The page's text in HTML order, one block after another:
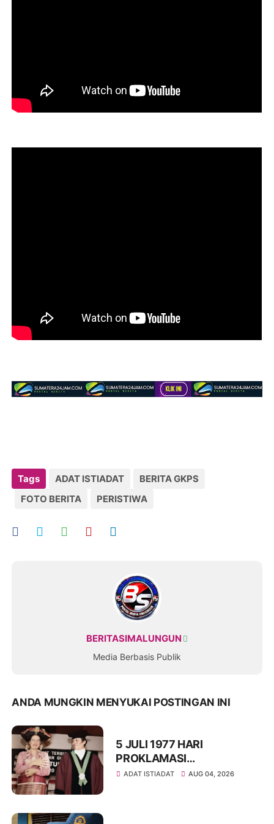
Tags ADAT ISTIADAT
BERITA GKPS
FOTO BERITA
PERISTIWA
BERITASIMALUNGUN
Media Berbasis Publik
ANDA MUNGKIN MENYUKAI POSTINGAN INI
5 JULI 1977 HARI
PROKLAMASI
KEMERDEKAAN BAHASA
ADAT ISTIADAT AUG 04, 2026